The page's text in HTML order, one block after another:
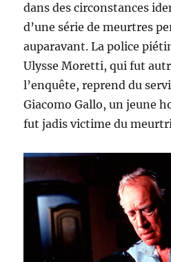
dans des circonstances
d’une série de meurtres
auparavant. La police
Ulysse Moretti, qui fut
l’enquête, reprend du
Giacomo Gallo, un jeune
fut jadis victime du